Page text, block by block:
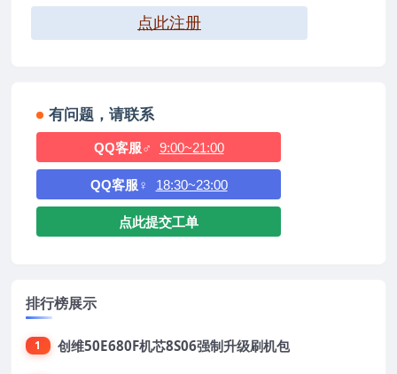
点此注册
有问题，请联系
QQ客服♂ 9:00~21:00
QQ客服♀ 18:30~23:00
点此提交工单
排行榜展示
1 创维50E680F机芯8S06强制升级刷机包